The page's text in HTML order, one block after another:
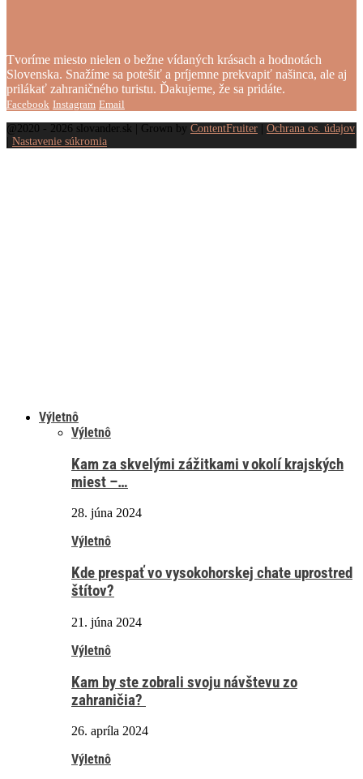
Tvoríme miesto nielen o bežne vídaných krásach a hodnotách
Slovenska. Snažíme sa potešiť a príjemne prekvapiť našinca, ale aj
prilákať zahraničného turistu. Ďakujeme, že sa pridáte.
Facebook Instagram Email
@2020 - 2026 slovander.sk | Grown by ContentFruiter
Ochrana os. údajov
Nastavenie súkromia
Výletnô
Výletnô
Kam za skvelými zážitkami v okolí krajských
miest –…
28. júna 2024
Výletnô
Kde prespať vo vysokohorskej chate uprostred
štítov?
21. júna 2024
Výletnô
Kam by ste zobrali svoju návštevu zo
zahraničia?
26. apríla 2024
Výletnô